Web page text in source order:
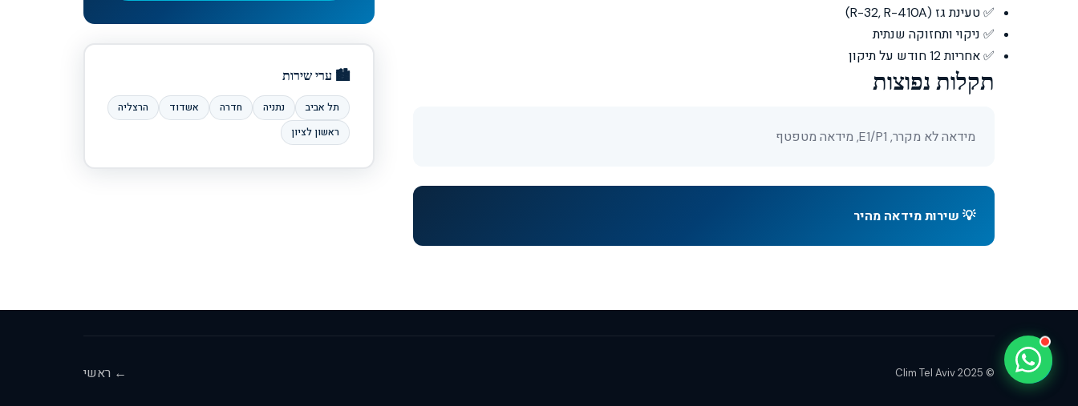
✅ טעינת גז (R-32, R-410A)
✅ ניקוי ותחזוקה שנתית
✅ אחריות 12 חודש על תיקון
תקלות נפוצות
מידאה לא מקרר, E1/P1, מידאה מטפטף
💡 שירות מידאה מהיר
🏙️ ערי שירות
תל אביב נתניה חדרה אשדוד
הרצליה
ראשון לציון
© 2025 Clim Tel Aviv ← ראשי
📞
Clim Tel Aviv
זמין עכשיו • עונה תוך דקות